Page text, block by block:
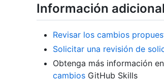
Información adicional
Revisar los cambios
Solicitar una revisión de
Obtenga más información
cambios GitHub Skills